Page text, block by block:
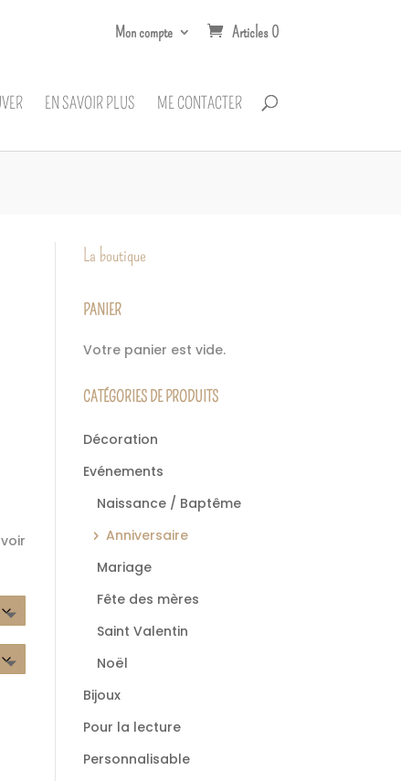
Mon compte Articles 0
EN SAVOIR PLUS ME CONTACTER
La boutique
PANIER
Votre panier est vide.
CATÉGORIES DE PRODUITS
Décoration
Evénements
Naissance / Baptême
Anniversaire
Mariage
Fête des mères
Saint Valentin
Noël
Bijoux
Pour la lecture
Personnalisable